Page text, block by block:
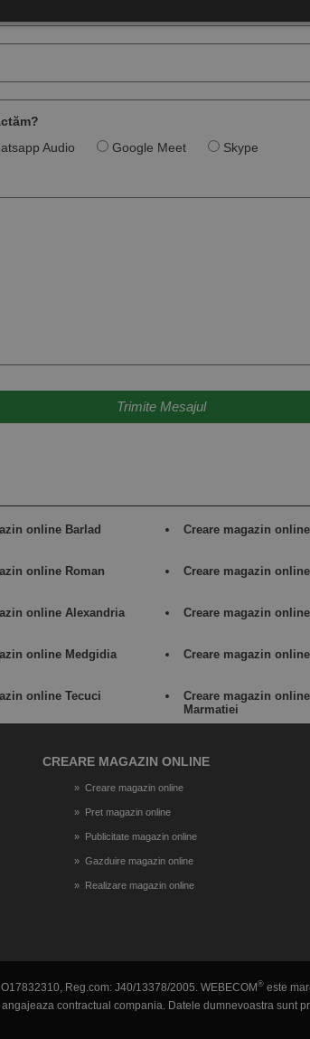
Audio Google Meet
Skype
online Barlad Creare magazin
online Roman Creare magazin
online Alexandria Creare magazin
online Medgidia Creare magazin
online Tecuci
Creare magazin
Marmatiei
CREARE MAGAZIN ONLINE
Creare magazin online
Pret magazin online
Publicitate magazin online
Gazduire magazin online
Realizare magazin online
Reg.com: J40/13378/2005. WEBECOM®este
contractual compania. Datele dumnevoastra sunt